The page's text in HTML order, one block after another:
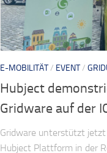
E-MOBILITÄT/ EVENT/
Hubject
Gridware auf der
Gridware unterstützt
Hubject Plattform in der